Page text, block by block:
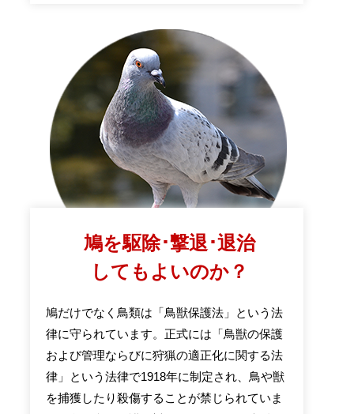
鳩を駆除･撃退･退治
してもよいのか？
鳩だけでなく鳥類は「鳥獣保護法」という法
律に守られています。正式には「鳥獣の保護
および管理ならびに狩猟の適正化に関する法
律」という法律で1918年に制定され、鳥や獣
を捕獲したり殺傷することが禁じられていま